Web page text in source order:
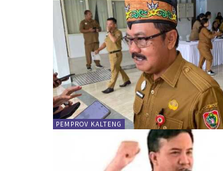
PEMPROV KALTENG